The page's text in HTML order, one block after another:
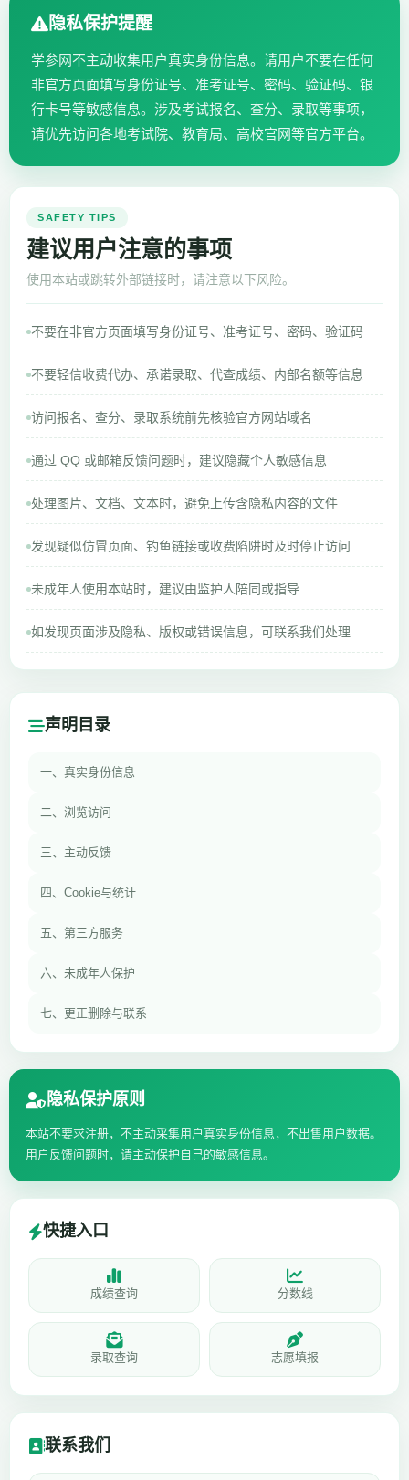
隐私保护提醒
学参网不主动收集用户真实身份信息。请用户不要在任何
非官方页面填写身份证号、准考证号、密码、验证码、银
行卡号等敏感信息。涉及考试报名、查分、录取等事项，
请优先访问各地考试院、教育局、高校官网等官方平台。
SAFETY TIPS
建议用户注意的事项
使用本站或跳转外部链接时，请注意以下风险。
不要在非官方页面填写身份证号、准考证号、密码、验证码
不要轻信收费代办、承诺录取、代查成绩、内部名额等信息
访问报名、查分、录取系统前先核验官方网站域名
通过 QQ 或邮箱反馈问题时，建议隐藏个人敏感信息
处理图片、文档、文本时，避免上传含隐私内容的文件
发现疑似仿冒页面、钓鱼链接或收费陷阱时及时停止访问
未成年人使用本站时，建议由监护人陪同或指导
如发现页面涉及隐私、版权或错误信息，可联系我们处理
声明目录
一、真实身份信息
二、浏览访问
三、主动反馈
四、Cookie与统计
五、第三方服务
六、未成年人保护
七、更正删除与联系
隐私保护原则
本站不要求注册，不主动采集用户真实身份信息，不出售用户数据。
用户反馈问题时，请主动保护自己的敏感信息。
快捷入口
成绩查询 分数线
录取查询 志愿填报
联系我们